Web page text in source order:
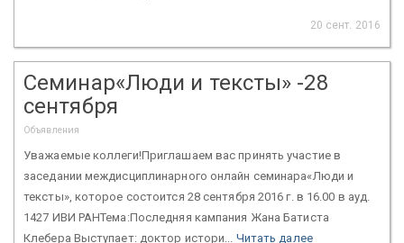
20 сент. 2016
Семинар«Люди и тексты» -28
сентября
Объявления
Уважаемые коллеги!Приглашаем вас принять участие в
заседании междисциплинарного онлайн семинара«Люди и
тексты», которое состоится 28 сентября 2016 г. в 16.00 в ауд.
1427 ИВИ РАНТема:Последняя кампания Жана Батиста
Клебера Выступает: доктор истори... Читать далее